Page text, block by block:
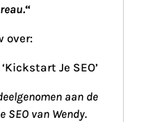
.“
over:
Je SEO’
aan de
van Wendy.